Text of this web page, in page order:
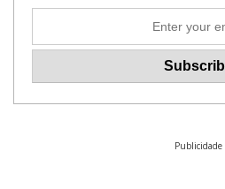
Publicidade